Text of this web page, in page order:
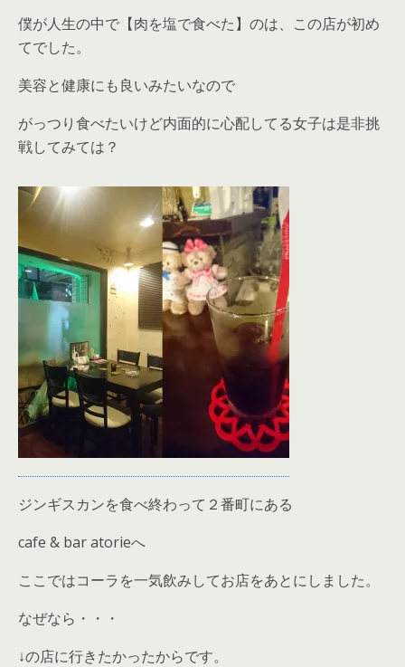
僕が人生の中で【肉を塩で食べた】のは、この店が初め
てでした。
美容と健康にも良いみたいなので
がっつり食べたいけど内面的に心配してる女子は是非挑
戦してみては？
ジンギスカンを食べ終わって２番町にある
cafe & bar atorieへ
ここではコーラを一気飲みしてお店をあとにしました。
なぜなら・・・
↓の店に行きたかったからです。